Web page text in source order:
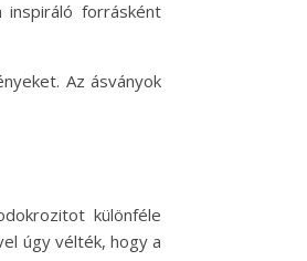
forrásként
Az ásványok
különféle
úgy vélték, hogy a